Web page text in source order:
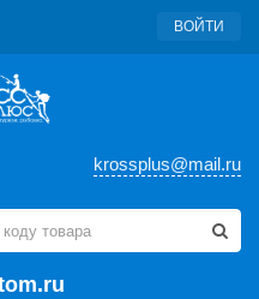
ВОЙТИ
krossplus@mail.ru